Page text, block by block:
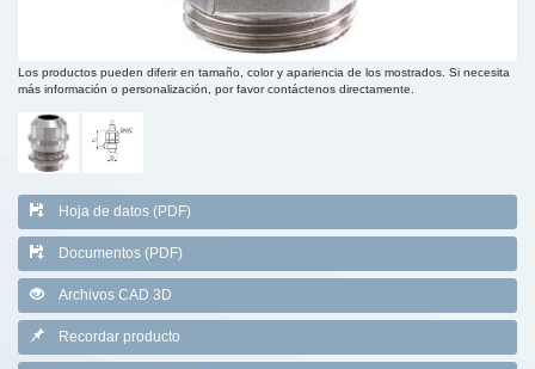
Los productos pueden diferir en tamaño, color y apariencia de los mostrados. Si necesita
más información o personalización, por favor contáctenos directamente.
Hoja de datos (PDF)
Documentos (PDF)
Archivos CAD 3D
Recordar producto